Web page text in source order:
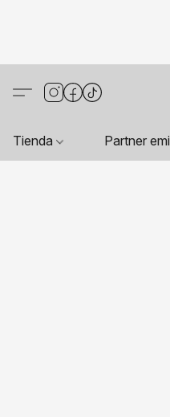
Tienda Partner emi